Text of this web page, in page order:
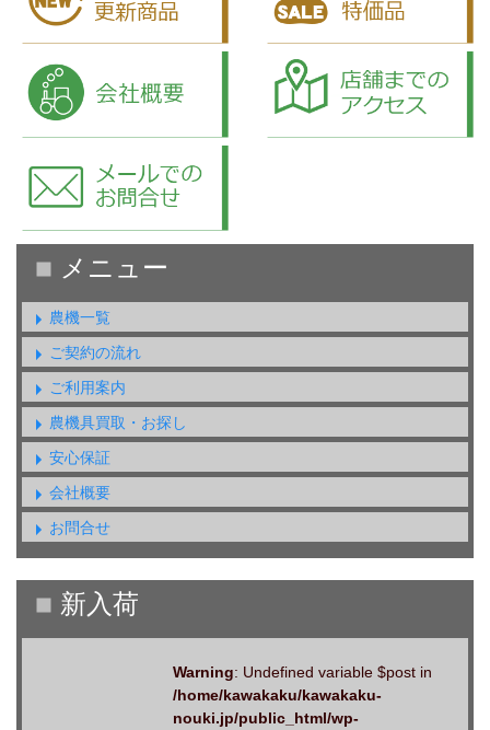
農機一覧
ご契約の流れ
ご利用案内
農機具買取・お探し
安心保証
会社概要
お問合せ
Warning: Undefined variable $post in
/home/kawakaku/kawakaku-
nouki.jp/public_html/wp-